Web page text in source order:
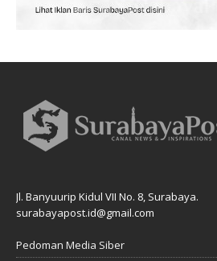
Jl. Banyuurip Kidul VII No. 8, Surabaya.
surabayapost.id@gmail.com
Pedoman Media Siber